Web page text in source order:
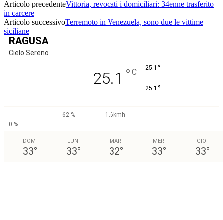
Articolo precedenteVittoria, revocati i domiciliari: 34enne trasferito
in carcere
Articolo successivoTerremoto in Venezuela, sono due le vittime
siciliane
RAGUSA
Cielo Sereno
25.1 ° C 25.1 °
25.1 °
62 %
1.6kmh
0 %
DOM
33°
LUN
33°
MAR
32°
MER
33°
GIO
33°